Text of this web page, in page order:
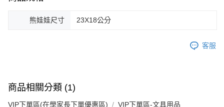
熊娃娃尺寸 23X18公分
客服
商品相關分類 (1)
VIP下單區(在學家長下單優惠區) VIP下單區-文具用品